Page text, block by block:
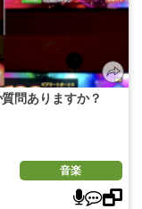
問ありますか？
音楽